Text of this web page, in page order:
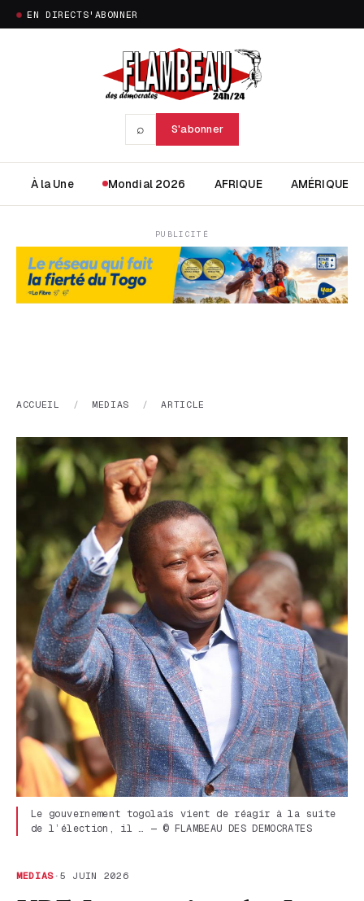
EN DIRECTS'ABONNER
⌕ S'abonner
À la Une Mondial 2026 AFRIQUE AMÉRIQUE
PUBLICITÉ
ACCUEIL / MEDIAS / ARTICLE
Le gouvernement togolais vient de réagir à la suite
de l’élection, il … — © FLAMBEAU DES DEMOCRATES
MEDIAS · 5 JUIN 2026